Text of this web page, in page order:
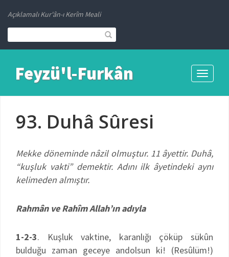
Açıklamalı Kur'ân-ı Kerîm Meali
Toggle
Feyzü'l-Furkân
93. Duhâ Sûresi
Mekke döneminde nâzil olmuştur. 11 âyettir. Duhâ,
“kuşluk vakti” demektir. Adını ilk âyetindeki aynı
kelimeden almıştır.
Rahmân ve Rahîm Allah’ın adıyla
1-2-3. Kuşluk vaktine, karanlığı çöküp sükûn
bulduğu zaman geceye andolsun ki! (Resûlüm!)